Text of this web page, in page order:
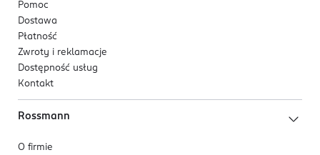
Pomoc
Dostawa
Płatność
Zwroty i reklamacje
Dostępność usług
Kontakt
Rossmann
O firmie